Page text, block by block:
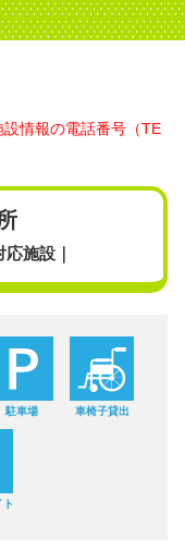
情報の電話番号（TE
施設｜
駐車場 車椅子貸出
ト